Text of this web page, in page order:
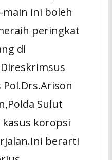
ini boleh
peringkat
di
Sulut
koropsi
berarti